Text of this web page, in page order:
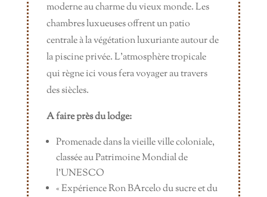
moderne au charme du vieux monde. Les
chambres luxueuses offrent un patio
centrale à la végétation luxuriante autour de
la piscine privée. L’atmosphère tropicale
qui règne ici vous fera voyager au travers
des siècles.
A faire près du lodge:
Promenade dans la vieille ville coloniale,
classée au Patrimoine Mondial de
l’UNESCO
« Expérience Ron BArcelo du sucre et du